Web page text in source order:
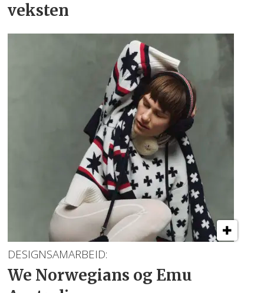
veksten
DESIGNSAMARBEID:
We Norwegians og Emu